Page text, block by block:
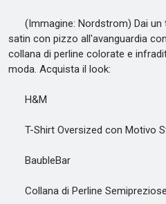
(Immagine: Nordstrom) Dai un
satin con pizzo all'avanguardia
collana di perline colorate e
moda. Acquista il look:
H&M
T-Shirt Oversized con Motivo
BaubleBar
Collana di Perline